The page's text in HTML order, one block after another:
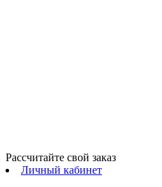
Рассчитайте свой заказ
Личный кабинет